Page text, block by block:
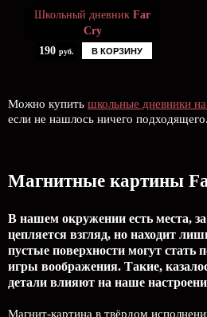
Школьный дневник Far
Cry
190 руб. В КОРЗИНУ
Можно купить школьные дневники
если не нашлось ничего подходящего.
Магнитные картины
В нашем окружении есть места,
цепляется взгляд, но находит
пустые поверхности могут
игры воображения. Такие,
детали влияют на наше
Магнит-картина в твёрдом